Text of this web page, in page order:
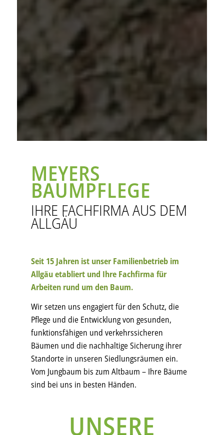
MEYERS
BAUMPFLEGE
IHRE FACHFIRMA AUS DEM
ALLGÄU
Seit 15 Jahren ist unser Familienbetrieb im
Allgäu etabliert und Ihre Fachfirma für
Arbeiten rund um den Baum.
Wir setzen uns engagiert für den Schutz, die
Pflege und die Entwicklung von gesunden,
funktionsfähigen und verkehrssicheren
Bäumen und die nachhaltige Sicherung ihrer
Standorte in unseren Siedlungsräumen ein.
Vom Jungbaum bis zum Altbaum – Ihre Bäume
sind bei uns in besten Händen.
UNSERE